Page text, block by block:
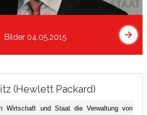
Bilder 04.05.2015
(Hewlett Packard)
Wirtschaft und Staat die Verwaltung von